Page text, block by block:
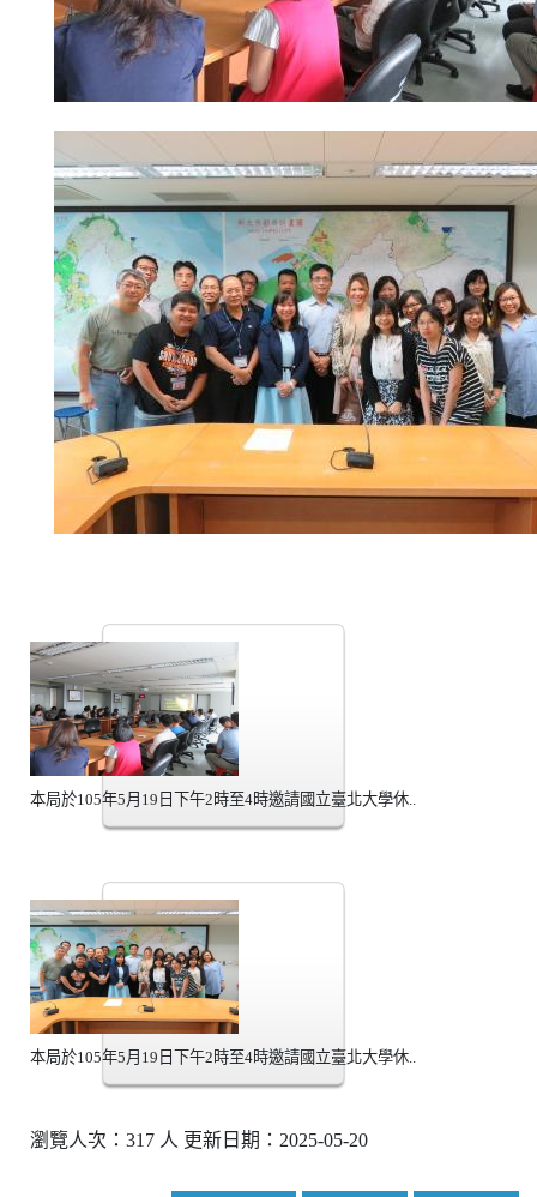
本局於105年5月19日下午2時至4時邀請國立臺北大學休..
本局於105年5月19日下午2時至4時邀請國立臺北大學休..
瀏覽人次：317 人 更新日期：2025-05-20